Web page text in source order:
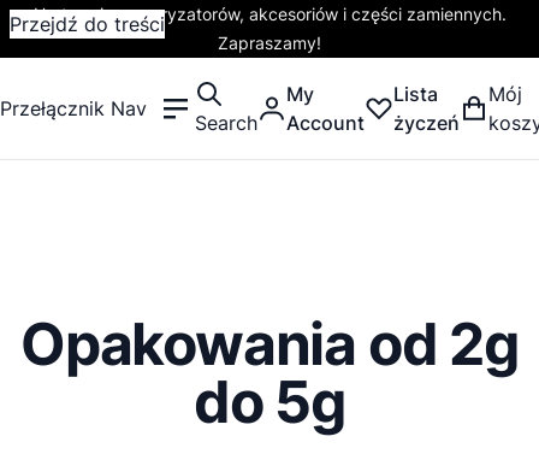
Przejdź do treści
Hurtownia waporyzatorów, akcesoriów i części zamiennych.
Zapraszamy!
Przełącznik Nav
Search
My
Account
Lista
życzeń
Mój
Opakowania od 2g
do 5g